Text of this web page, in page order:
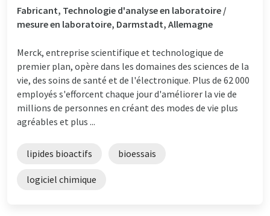
Fabricant, Technologie d'analyse en laboratoire /
mesure en laboratoire, Darmstadt, Allemagne
Merck, entreprise scientifique et technologique de
premier plan, opère dans les domaines des sciences de la
vie, des soins de santé et de l'électronique. Plus de 62 000
employés s'efforcent chaque jour d'améliorer la vie de
millions de personnes en créant des modes de vie plus
agréables et plus ...
lipides bioactifs bioessais
logiciel chimique